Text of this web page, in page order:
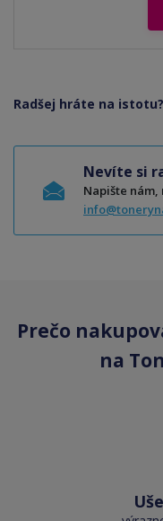
Radšej hráte na istotu?
Nevíte si
Napište
Prečo
na